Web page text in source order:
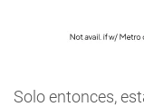
Solo entonces,